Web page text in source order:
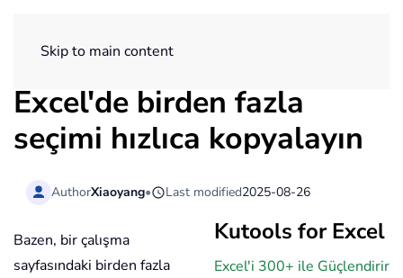
Skip to main content
Excel'de birden fazla
seçimi hızlıca kopyalayın
AuthorXiaoyang• Last modified2025-08-26
Kutools for Excel
Excel'i 300+ ile Güçlendirir
Bazen, bir çalışma
sayfasındaki birden fazla